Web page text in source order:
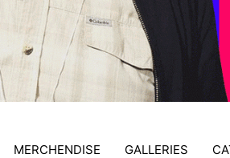
MERCHENDISE GALLERIES